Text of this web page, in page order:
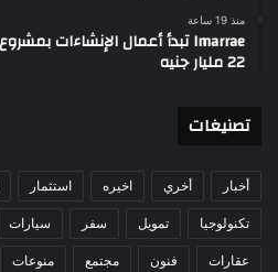
منذ 19 ساعة
22 مليار جنيه
تصنيغات
أخبار أخري اخيره استثمار
تكنولوجيا تمويل سفر سيارات
عقارات فنون مجتمع منوعات